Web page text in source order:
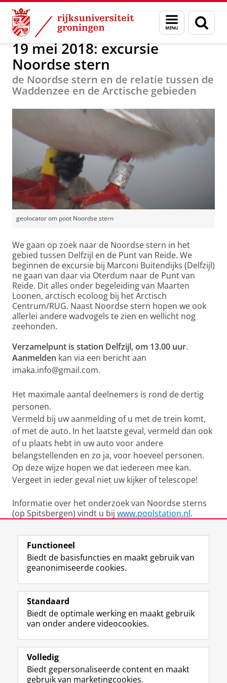
Skip
Content
Skip
Navigation
Menu
en
zoeken
Onderzoek Activiteiten overzicht
19 mei 2018: excursie
Noordse stern
de Noordse stern en de relatie tussen de
Waddenzee en de Arctische gebieden
geolocator om poot Noordse stern
We gaan op zoek naar de Noordse stern in het
gebied tussen Delfzijl en de Punt van Reide. We
beginnen de excursie bij Marconi Buitendijks (Delfzijl)
ne gaan van daar via Oterdum naar de Punt van
Reide. Dit alles onder begeleiding van Maarten
Loonen, arctisch ecoloog bij het Arctisch
Centrum/RUG. Naast Noordse stern hopen we ook
allerlei andere wadvogels te zien en wellicht nog
zeehonden.
Verzamelpunt is station Delfzijl, om 13.00 uur.
Aanmelden kan via een bericht aan
imaka.info@gmail.com.
Het maximale aantal deelnemers is rond de dertig
personen.
Vermeld bij uw aanmelding of u met de trein komt,
of met de auto. In het laatste geval, vermeld dan ook
of u plaats hebt in uw auto voor andere
belangstellenden en zo ja, voor hoeveel personen.
Op deze wijze hopen we dat iedereen mee kan.
Vergeet in ieder geval niet uw kijker of telescope!
Informatie over het onderzoek van Noordse sterns
(op Spitsbergen) vindt u bij www.poolstation.nl.
Laatst gewijzigd: 14 februari 2019 17:17
Volg de RUG
F
a
e
b
o
p
a
L
i
k
e
I
-
p
R
S
-
f
e
R
I
n
t
r
m
Y
o
T
e
k
Studiekiezers
Alumni
Over ons
Functioneel
Biedt de basisfuncties en maakt gebruik van
geanonimiseerde cookies.
Standaard
Biedt de optimale werking en maakt gebruik
van onder andere videocookies.
Volledig
Biedt gepersonaliseerde content en maakt
gebruik van marketingcookies.